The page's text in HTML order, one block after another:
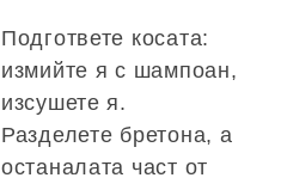
Подгответе косата:
измийте я с шампоан,
изсушете я.
Разделете бретона, а
останалата част от